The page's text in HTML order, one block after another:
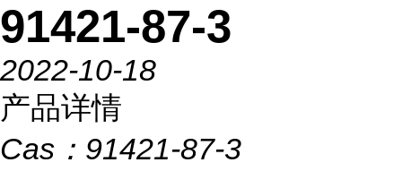
91421-87-3
2022-10-18
产品详情
Cas： 91421-87-3